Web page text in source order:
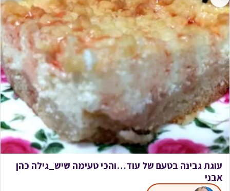
עוגת גבינה בטעם של עוד…והכי טעימה שיש_גילה כהן
אבני